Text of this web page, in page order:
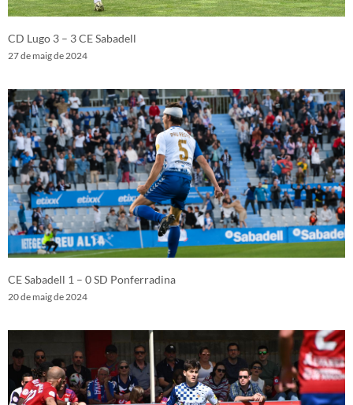
CD Lugo 3 – 3 CE Sabadell
27 de maig de 2024
CE Sabadell 1 – 0 SD Ponferradina
20 de maig de 2024